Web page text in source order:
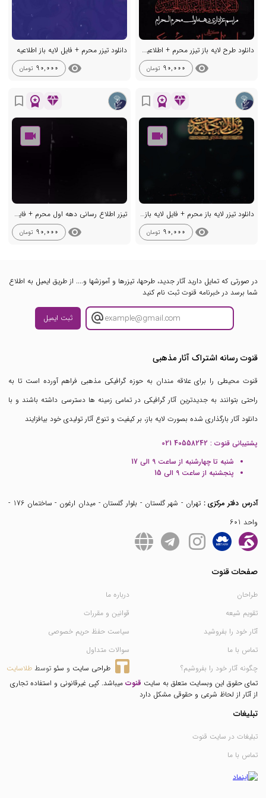
دانلود طرح لایه باز تیزر محرم + اطلاعیه لایه باز
visibility
90,000 تومان
دانلود تیزر محرم + فایل لایه باز اطلاعیه
visibility
90,000 تومان
diamond
workspace_premium
bookmark_border
دانلود تیزر لایه باز محرم + فایل لایه باز اطلاعیه
visibility
90,000 تومان
diamond
workspace_premium
bookmark_border
تیزر اطلاع رسانی دهه اول محرم + فایل لایه باز اطلاعیه
visibility
90,000 تومان
در صورتی که تمایل دارید آثار جدید، طرحها، تیزرها و آموزشها و.... از طریق ایمیل به اطلاع
شما برسد در خبرنامه قنوت ثبت نام کنید
ثبت ایمیل
قنوت رسانه اشتراک آثار مذهبی
قنوت محیطی را برای علاقه مندان به حوزه گرافیکی مذهبی فراهم آورده است تا به
راحتی بتوانند به جدیدترین آثار گرافیکی در تمامی زمینه ها دسترسی داشته باشند و با
دانلود آثار بارگذاری شده بصورت لایه باز، بر کیفیت و تنوع آثار تولیدی خود بیافزایند
پشتیبانی قنوت : 021 40558242
شنبه تا چهارشنبه از ساعت 9 الی 17
پنجشنبه از ساعت 9 الی 15
آدرس دفتر مرکزی :
تهران - شهر گلستان - بلوار گلستان - میدان ارغون - ساختمان 176 -
واحد 601
صفحات قنوت
طراحان
تقویم شیعه
آثار خود را بفروشید
تماس با ما
چگونه آثار خود را بفروشیم؟
درباره ما
قوانین و مقررات
سیاست حفظ حریم خصوصی
سوالات متداول
طراحی سایت و سئو توسط طلاسایت
تمای حقوق این وبسایت متعلق به سایت قنوت میباشد. کپی غیرقانونی و استفاده تجاری
از آثار از لحاظ شرعی و حقوقی مشکل دارد
تبلیغات
تبلیغات در سایت قنوت
تماس با ما